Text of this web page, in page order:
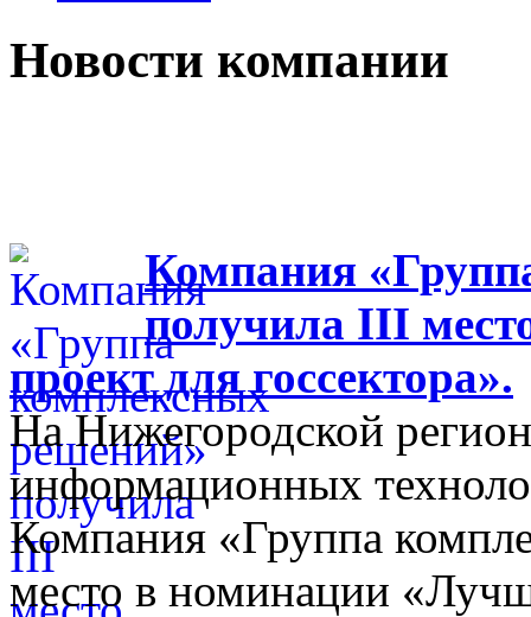
Новости компании
Компания
получила III
проект для госсектора».
На Нижегородской
информационных
Компания «Группа
место в номинации